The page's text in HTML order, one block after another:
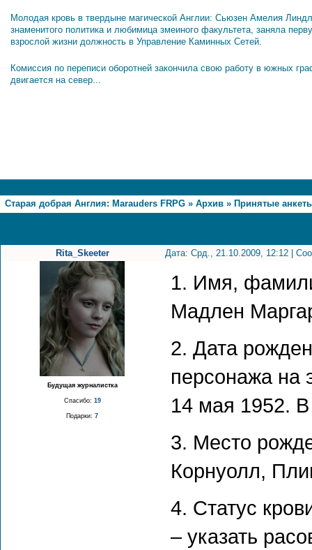
Молодая кровь в твердыне магической Англии: Сьюзен Амелия
знаменитого политика и любимица змеиного факультета, заняла
взрослой жизни должность в Управление Каминных Сетей.
Комиссия по переписи оборотней закончила свою работу в южных
двигается на север...
Старая добрая Англия: Marauders FRPG » Архив » Принятые
Rita_Skeeter Дата: Срд., 21.10.2009, 12:12 |
Будущая журналистка
Спасибо: 19
Подарки: 7
1. Имя,
Мадлен
2. Дата
персонажа на
14 мая 1952.
3. Место
Корнуолл,
4. Статус
– указать